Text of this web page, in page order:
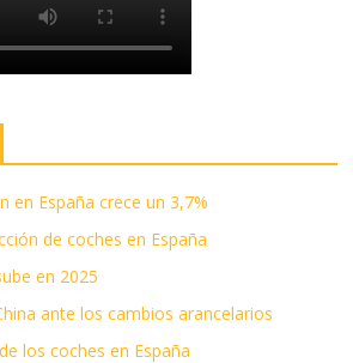
en España crece un 3,7%
de coches en España
en 2025
ante los cambios arancelarios
los coches en España